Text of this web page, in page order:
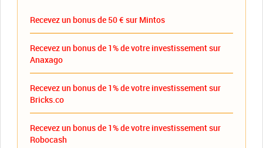
Recevez un bonus de 50 € sur Mintos
Recevez un bonus de 1% de votre investissement sur
Anaxago
Recevez un bonus de 1% de votre investissement sur
Bricks.co
Recevez un bonus de 1% de votre investissement sur
Robocash